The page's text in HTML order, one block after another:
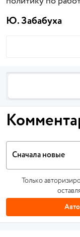
Ю. Забабуха
Сначала новые
Только